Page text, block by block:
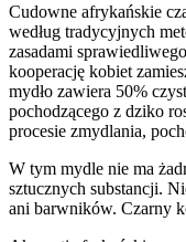
Cudowne afrykańskie
według tradycyjnych
zasadami
kooperację kobiet
mydło zawiera 50%
pochodzącego z dziko
procesie zmydlania,
W tym mydle nie ma
sztucznych substancji.
ani barwników. Czarny